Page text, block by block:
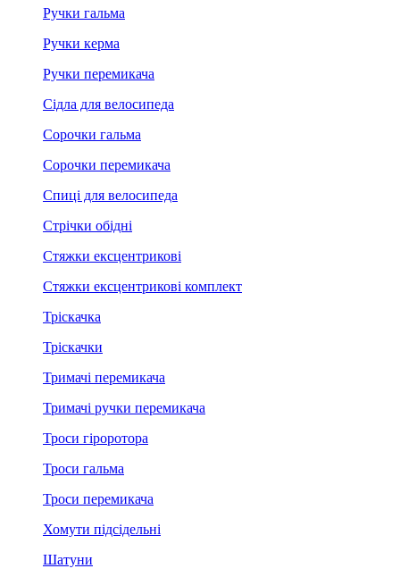
Ручки гальма
Ручки керма
Ручки перемикача
Сідла для велосипеда
Сорочки гальма
Сорочки перемикача
Спиці для велосипеда
Стрічки обідні
Стяжки ексцентрикові
Стяжки ексцентрикові комплект
Тріскачка
Тріскачки
Тримачі перемикача
Тримачі ручки перемикача
Троси гіроротора
Троси гальма
Троси перемикача
Хомути підсідельні
Шатуни